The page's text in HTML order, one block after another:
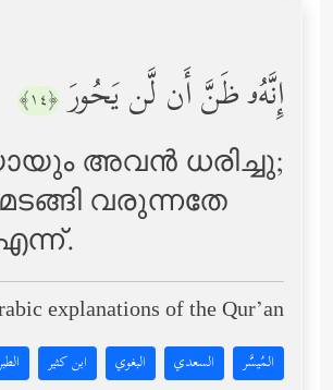
إِنَّهُۥ ظَنَّ أَن لَّن یَحُورَ ﴿١٤﴾
അവന്‍ ധരിച്ചു;
വരുന്നതേ
explanations of the Qur’an:
المُيسَّر السعدي البغوي ابن كثير